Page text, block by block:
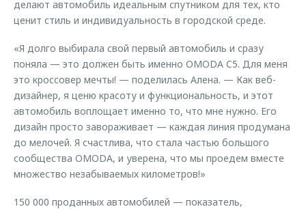
делают автомобиль идеальным спутником для тех, кто
ценит стиль и индивидуальность в городской среде.
«Я долго выбирала свой первый автомобиль и сразу
поняла — это должен быть именно OMODA C5. Для меня
это кроссовер мечты! — поделилась Алена. — Как веб-
дизайнер, я ценю красоту и функциональность, и этот
автомобиль воплощает именно то, что мне нужно. Его
дизайн просто завораживает — каждая линия продумана
до мелочей. Я счастлива, что стала частью большого
сообщества OMODA, и уверена, что мы проедем вместе
множество незабываемых километров!»
150 000 проданных автомобилей — показатель,